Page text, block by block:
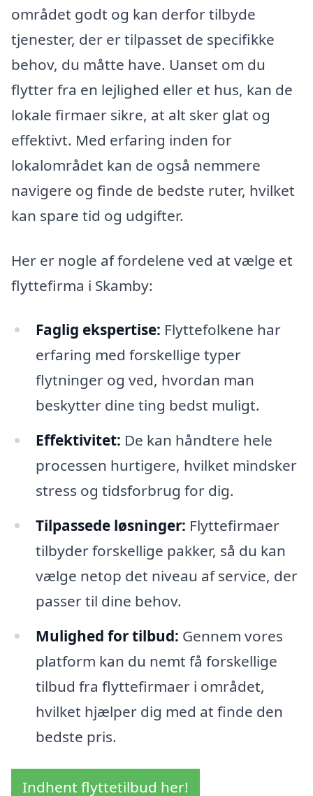
området godt og kan derfor tilbyde
tjenester, der er tilpasset de specifikke
behov, du måtte have. Uanset om du
flytter fra en lejlighed eller et hus, kan de
lokale firmaer sikre, at alt sker glat og
effektivt. Med erfaring inden for
lokalområdet kan de også nemmere
navigere og finde de bedste ruter, hvilket
kan spare tid og udgifter.
Her er nogle af fordelene ved at vælge et
flyttefirma i Skamby:
Faglig ekspertise: Flyttefolkene har
erfaring med forskellige typer
flytninger og ved, hvordan man
beskytter dine ting bedst muligt.
Effektivitet: De kan håndtere hele
processen hurtigere, hvilket mindsker
stress og tidsforbrug for dig.
Tilpassede løsninger: Flyttefirmaer
tilbyder forskellige pakker, så du kan
vælge netop det niveau af service, der
passer til dine behov.
Mulighed for tilbud: Gennem vores
platform kan du nemt få forskellige
tilbud fra flyttefirmaer i området,
hvilket hjælper dig med at finde den
bedste pris.
Indhent flyttetilbud her!